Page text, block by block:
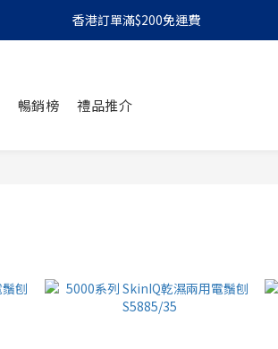
香港訂單滿$200免運費
暢銷榜 禮品推介